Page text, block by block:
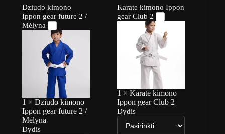
Dziudo kimono
Ippon gear future 2 /
Mėlyna
1 ×Dziudo kimono
Ippon gear future 2 /
Mėlyna
Dydis
Karate kimono Ippon
gear Club 2
1 × Karate kimono
Ippon gear Club 2
Dydis